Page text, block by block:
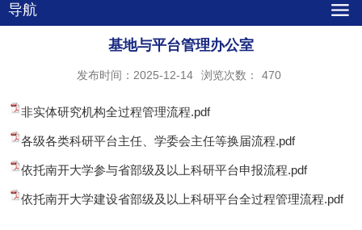
导航
基地与平台管理办公室
发布时间：2025-12-14 浏览次数： 470
非实体研究机构全过程管理流程.pdf
各级各类科研平台主任、学委会主任等换届流程.pdf
依托南开大学参与省部级及以上科研平台申报流程.pdf
依托南开大学建设省部级及以上科研平台全过程管理流程.pdf